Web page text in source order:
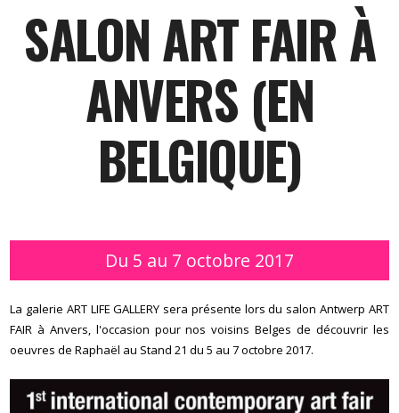
SALON ART FAIR À
ANVERS (EN
BELGIQUE)
Du 5 au 7 octobre 2017
La galerie ART LIFE GALLERY sera présente lors du salon Antwerp ART
FAIR à Anvers, l'occasion pour nos voisins Belges de découvrir les
oeuvres de Raphaël au Stand 21 du 5 au 7 octobre 2017.